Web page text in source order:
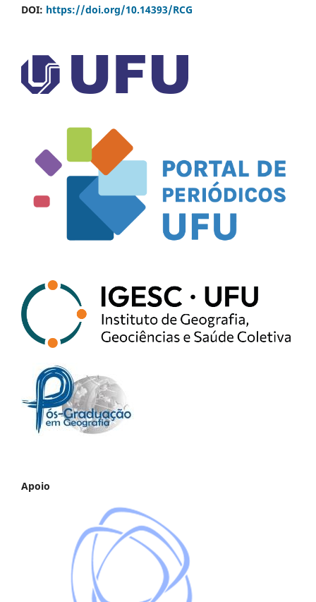
DOI: https://doi.org/10.14393/RCG
Apoio